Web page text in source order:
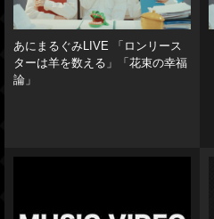
あにまるぐみLIVE 「ロンリース
ターは羊を数える」「花束の幸福
論」